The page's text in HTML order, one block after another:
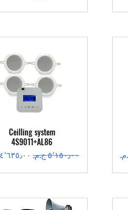
العرض السريع
Ceilling system
4S9011+AL86
سعر عادي‏٥٬١٥٠٫٠٠ ج.م.‏ سعر البيع